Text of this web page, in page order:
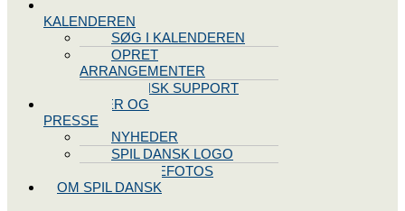
KALENDEREN
SØG I KALENDEREN
OPRET
ARRANGEMENTER
TEKNISK SUPPORT
NYHEDER OG
PRESSE
NYHEDER
SPIL DANSK LOGO
PRESSEFOTOS
OM SPIL DANSK